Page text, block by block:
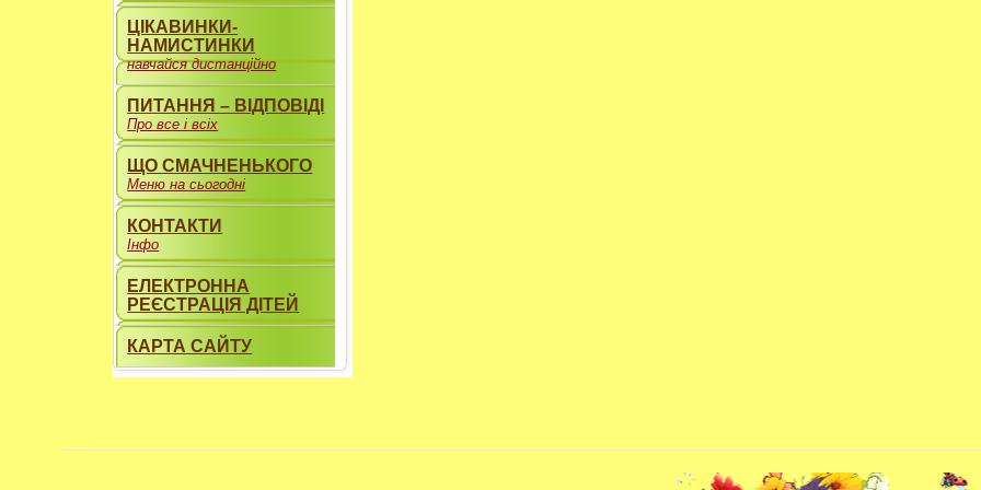
ЦІКАВИНКИ-
НАМИСТИНКИ
навчайся дистанційно
ПИТАННЯ – ВІДПОВІДІ
Про все і всіх
ЩО СМАЧНЕНЬКОГО
Меню на сьогодні
КОНТАКТИ
Інфо
ЕЛЕКТРОННА
РЕЄСТРАЦІЯ ДІТЕЙ
КАРТА САЙТУ